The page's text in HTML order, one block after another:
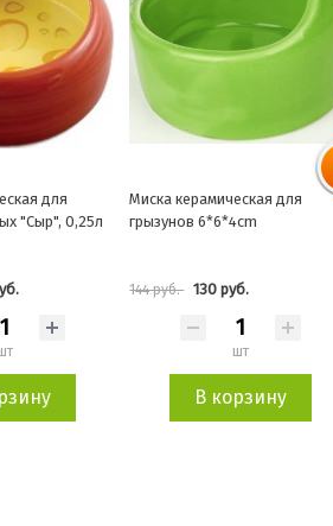
для
Миска металлическая синяя/
белая резиновое основание
586 руб. 528 руб.
шт
В корзину